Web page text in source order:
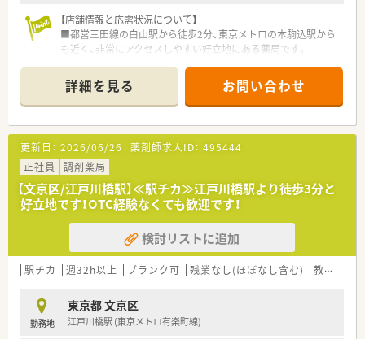
【店舗情報と応需状況について】
■都営三田線の白山駅から徒歩2分、東京メトロの本駒込駅から
も近く、非常にアクセスしやすい好立地にある薬局です。
り30枚から40枚ほど応需しており、じっくりと患者様に向き合
えます。
■現在は常勤1名とパート2名の体制で運営されており、少人数
ながらもチームワークを大切にしながら日々の業務に励んでい
ます。
■2026年4月より開局時間が月火水金19時⇒18時に変更の可能
性があります。
【法人特徴について】
■福岡県を中心に佐賀や熊本、さらに関東圏を含め全国に約80
店舗を展開しており、医療モール型の出店に強みを持つ法人で
■薬局経営のみならず介護事業や自社農園の運営も手掛けてお
り、多角的な視点から地域の健康を支える取り組みを続けていま
■設立以来26年連続で昇給を実施している極めて安定した経営
基盤があり、福利厚生や各種手当も非常に手厚く整備されていま
す。
詳細を見る お問い合わせ
更新日： 2026/06/26 薬剤師求人ID： 495444
正社員
調剤薬局
【文京区/江戸川橋駅】≪駅チカ≫江戸川橋駅より徒歩3分と
好立地です！OTC経験なくても歓迎です！
検討リストに追加
駅チカ 週32h以上 ブランク可 残業なし(ほぼなし含む) 教育制度あり
勤務地
東京都 文京区
江戸川橋駅 (東京メトロ有楽町線)